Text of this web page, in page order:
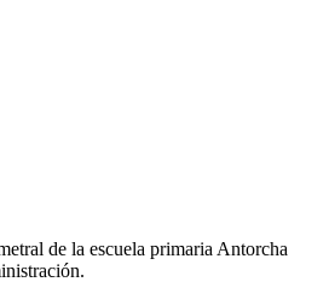
de la escuela primaria Antorcha